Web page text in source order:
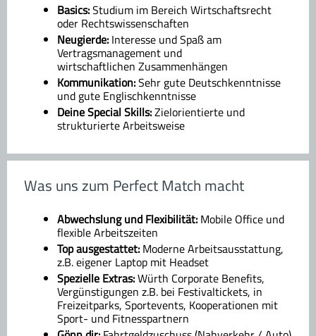
Basics:Studium im Bereich Wirtschaftsrecht
oder Rechtswissenschaften
Neugierde: Interesse und Spaß am
Vertragsmanagement und
wirtschaftlichen Zusammenhängen
Kommunikation:Sehr gute Deutschkenntnisse
und gute Englischkenntnisse
Deine Special Skills:Zielorientierte und
strukturierte Arbeitsweise
Was uns zum Perfect Match macht
Abwechslung und Flexibilität: Mobile Office und
flexible Arbeitszeiten
Top ausgestattet: Moderne Arbeitsausstattung,
z.B. eigener Laptop mit Headset
Spezielle Extras:Würth Corporate Benefits,
Vergünstigungen z.B. bei Festivaltickets, in
Freizeitparks, Sportevents, Kooperationen mit
Sport- und Fitnesspartnern